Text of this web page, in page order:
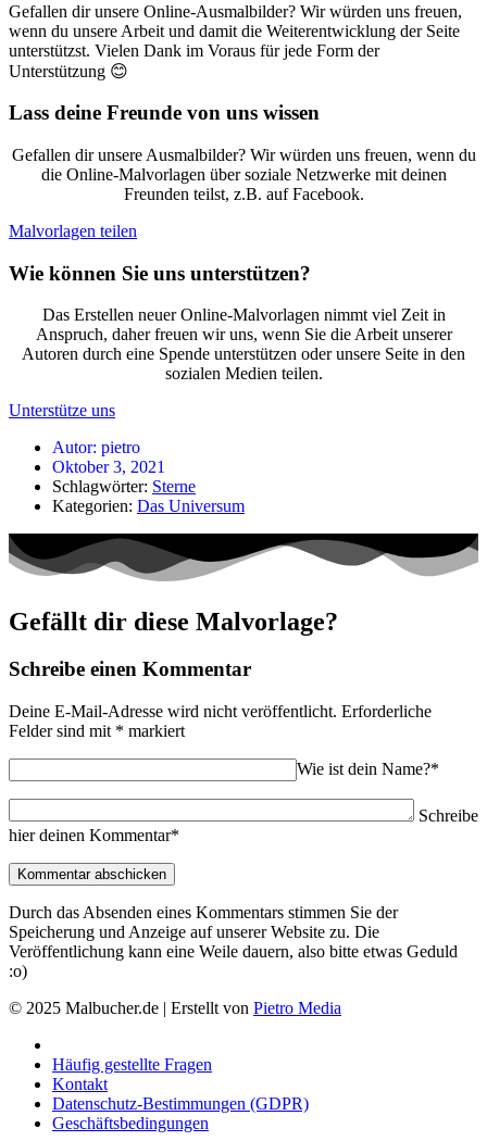
Gefallen dir unsere Online-Ausmalbilder? Wir würden uns freuen,
wenn du unsere Arbeit und damit die Weiterentwicklung der Seite
unterstützst. Vielen Dank im Voraus für jede Form der
Unterstützung 😊
Lass deine Freunde von uns wissen
Gefallen dir unsere Ausmalbilder? Wir würden uns freuen, wenn du
die Online-Malvorlagen über soziale Netzwerke mit deinen
Freunden teilst, z.B. auf Facebook.
Malvorlagen teilen
Wie können Sie uns unterstützen?
Das Erstellen neuer Online-Malvorlagen nimmt viel Zeit in
Anspruch, daher freuen wir uns, wenn Sie die Arbeit unserer
Autoren durch eine Spende unterstützen oder unsere Seite in den
sozialen Medien teilen.
Unterstütze uns
Autor: pietro
Oktober 3, 2021
Schlagwörter: Sterne
Kategorien: Das Universum
Gefällt dir diese Malvorlage?
Schreibe einen Kommentar
Deine E-Mail-Adresse wird nicht veröffentlicht. Erforderliche
Felder sind mit * markiert
Wie ist dein Name?*
Schreibe
hier deinen Kommentar*
Durch das Absenden eines Kommentars stimmen Sie der
Speicherung und Anzeige auf unserer Website zu. Die
Veröffentlichung kann eine Weile dauern, also bitte etwas Geduld
:o)
© 2025 Malbucher.de | Erstellt von Pietro Media
Häufig gestellte Fragen
Kontakt
Datenschutz-Bestimmungen (GDPR)
Geschäftsbedingungen